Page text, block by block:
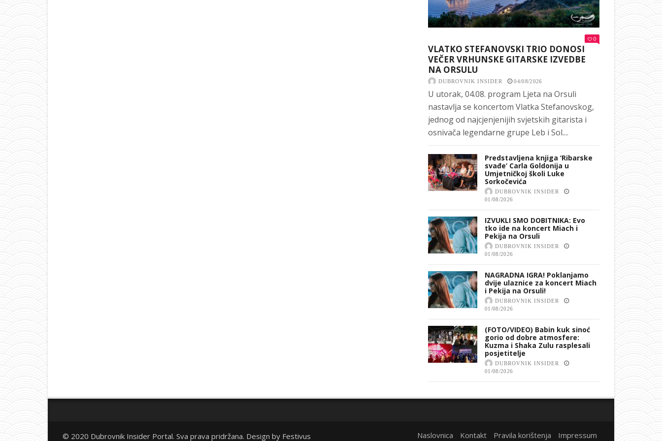
0
VLATKO STEFANOVSKI TRIO DONOSI
VEČER VRHUNSKE GITARSKE IZVEDBE
NA ORSULU
DUBROVNIK INSIDER 04/08/2026
U utorak, 04.08. program Ljeta na Orsuli
nastavlja se koncertom Vlatka Stefanovskog,
jednog od najcjenjenijih svjetskih gitarista i
osnivača legendarne grupe Leb i Sol....
Predstavljena knjiga ‘Ribarske
svađe’ Carla Goldonija u
Umjetničkoj školi Luke
Sorkočevića
DUBROVNIK INSIDER
01/08/2026
IZVUKLI SMO DOBITNIKA: Evo
tko ide na koncert Miach i
Pekija na Orsuli
DUBROVNIK INSIDER
01/08/2026
NAGRADNA IGRA! Poklanjamo
dvije ulaznice za koncert Miach
i Pekija na Orsuli!
DUBROVNIK INSIDER
01/08/2026
(FOTO/VIDEO) Babin kuk sinoć
gorio od dobre atmosfere:
Kuzma i Shaka Zulu rasplesali
posjetitelje
DUBROVNIK INSIDER
01/08/2026
© 2020 Dubrovnik Insider Portal. Sva prava pridržana. Design by Festivus Naslovnica Kontakt Pravila korištenja Impressum